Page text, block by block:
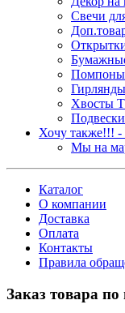
Свечи
Хвосты
Хочу также!!! -
Мы на
Каталог
О компании
Доставка
Оплата
Контакты
Правила
Заказ товара по